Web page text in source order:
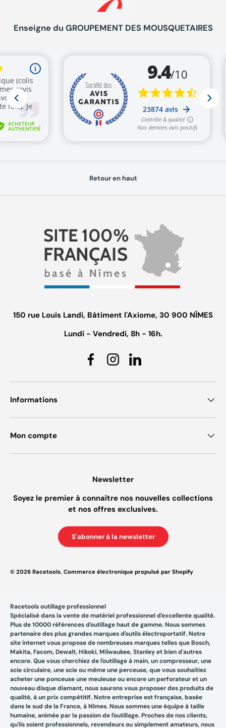
Enseigne du GROUPEMENT DES MOUSQUETAIRES
Retour en haut
150 rue Louis Landi, Bâtiment l'Axiome, 30 900 NÎMES
Lundi - Vendredi, 8h - 16h.
FacebookInstagramLinkedin
Informations
Mon compte
Newsletter
Soyez le premier à connaître nos nouvelles collections
et nos offres exclusives.
S'abonner à la newsletter
© 2026 Racetools. Commerce électronique propulsé par Shopify
Racetools outillage professionnel
Spécialisé dans la vente de matériel professionnel d'excellente qualité.
Plus de 10000 références d'outillage haut de gamme. Nous sommes
partenaire des plus grandes marques d'outils électroportatif. Notre
site internet vous propose de nombreuses marques telles que Bosch,
Makita, Facom, Dewalt, Hikoki, Milwaukee, Stanley et bien d'autres
encore. Que vous cherchiez de l'outillage à main, un compresseur, une
scie circulaire, une scie ou même une perceuse, que vous souhaitiez
acheter une ponceuse une meuleuse ou encore un perforateur et un
nouveau disque diamant, nous saurons vous proposer des produits de
qualité, à un prix compétitif. Notre entreprise est française, basée
dans le sud de la France, à Nîmes. Nous sommes une équipe à taille
humaine, animée par la passion de l'outillage. Proches de nos clients,
qu'ils soient professionnels, revendeurs ou simplement amateurs, nous